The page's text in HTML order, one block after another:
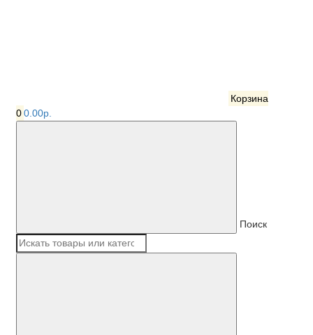
Корзина
00.00р.
Поиск